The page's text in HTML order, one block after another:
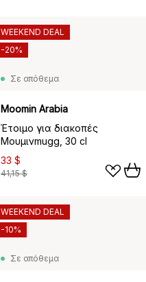
Σε απόθεμα
Moomin Arabia
Έτοιμο για διακοπές
Μουμινmugg, 30 cl
33 $
41,15 $
WEEKEND DEAL
-20%
Σε απόθεμα
WEEKEND DEAL
-10%